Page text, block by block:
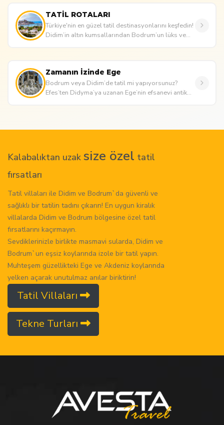
TATİL ROTALARI
Türkiye'nin en güzel tatil destinasyonlarını keşfedin!
Didim’in altın kumsallarından Bodrum’un lüks ve
Zamanın İzinde Ege
Bodrum veya Didim’de tatil mi yapıyorsunuz?
Efes’ten Didyma’ya uzanan Ege’nin efsanevi antik
Kalabalıktan uzak size özel tatil
fırsatları
Tatil villaları ile Didim ve Bodrum`da güvenli ve
sağlıklı bir tatilin tadını çıkarın! En uygun kiralık
villalarda Didim ve Bodrum bölgesine özel tatil
fırsatlarını kaçırmayın.
Sevdiklerinizle birlikte masmavi sularda, Didim ve
Bodrum`un eşsiz koylarında izole bir tatil yapın.
Muhteşem güzellikteki Ege ve Akdeniz koylarında
yelken açarak unutulmaz anılar biriktirin!
Tatil Villaları
Tekne Turları